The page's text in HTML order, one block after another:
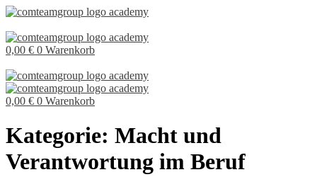
0,00 € 0 Warenkorb
0,00 € 0 Warenkorb
Kategorie: Macht und
Verantwortung im Beruf